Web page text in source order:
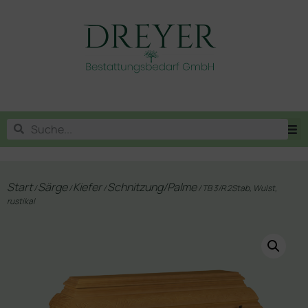
Start/Särge/Kiefer/Schnitzung/Palme/ TB 3/R 2Stab, Wulst,
rustikal